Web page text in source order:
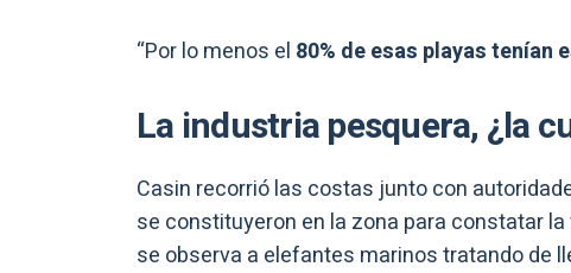
“Por lo menos el 80% de esas playas tenían
La industria pesquera, ¿la
Casin recorrió las costas junto con
se constituyeron en la zona para constatar la
se observa a elefantes marinos tratando de